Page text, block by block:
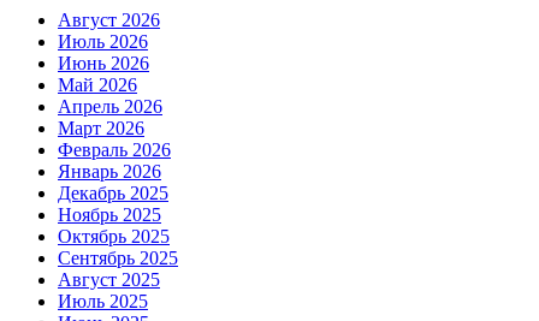
Август 2026
Июль 2026
Июнь 2026
Май 2026
Апрель 2026
Март 2026
Февраль 2026
Январь 2026
Декабрь 2025
Ноябрь 2025
Октябрь 2025
Сентябрь 2025
Август 2025
Июль 2025